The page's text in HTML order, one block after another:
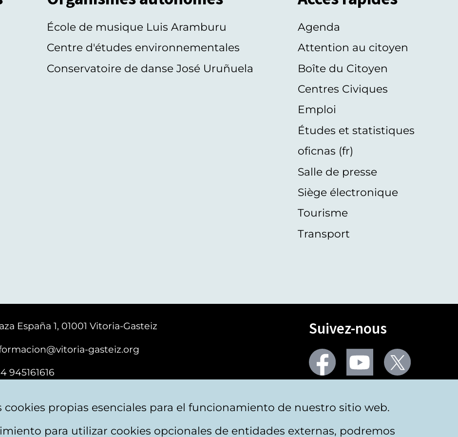
École de musique Luis Aramburu
Centre d'études environnementales
Conservatoire de danse José Uruñuela
Agenda
Attention au citoyen
Boîte du Citoyen
Centres Civiques
Emploi
Études et statistiques
oficnas (fr)
Salle de presse
Siège électronique
Tourisme
Transport
España 1, 01001 Vitoria-Gasteiz
gasteiz.org
945161616
Suivez-nous
Facebook Youtube
propias esenciales para el funcionamiento de nuestro sitio web.
para utilizar cookies opcionales de entidades externas, podremos